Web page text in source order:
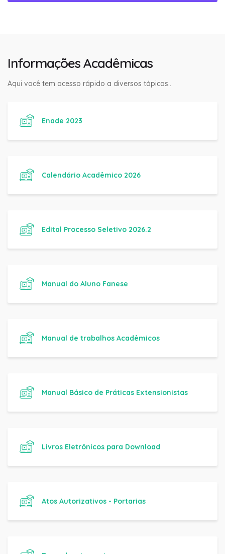
Informações Acadêmicas
Aqui você tem acesso rápido a diversos tópicos..
Enade 2023
Calendário Acadêmico 2026
Edital Processo Seletivo 2026.2
Manual do Aluno Fanese
Manual de trabalhos Acadêmicos
Manual Básico de Práticas Extensionistas
Livros Eletrônicos para Download
Atos Autorizativos - Portarias